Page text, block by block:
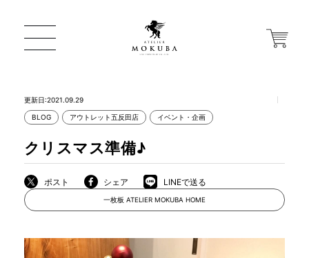
店舗から探す
更新日:2021.09.29
BLOG アウトレット五反田店 イベント・企画
クリスマス準備♪
ポスト シェア LINEで送る
一枚板 ATELIER MOKUBA HOME